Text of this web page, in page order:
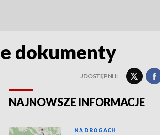
dokumenty
UDOSTĘPNIJ:
NAJNOWSZE INFORMACJE
NA DROGACH